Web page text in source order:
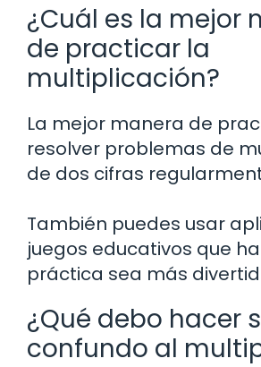
¿Cuál es la mejor
de practicar la
multiplicación?
La mejor manera de
resolver problemas de
de dos cifras
También puedes usar
juegos educativos que
práctica sea más
¿Qué debo hacer
confundo al